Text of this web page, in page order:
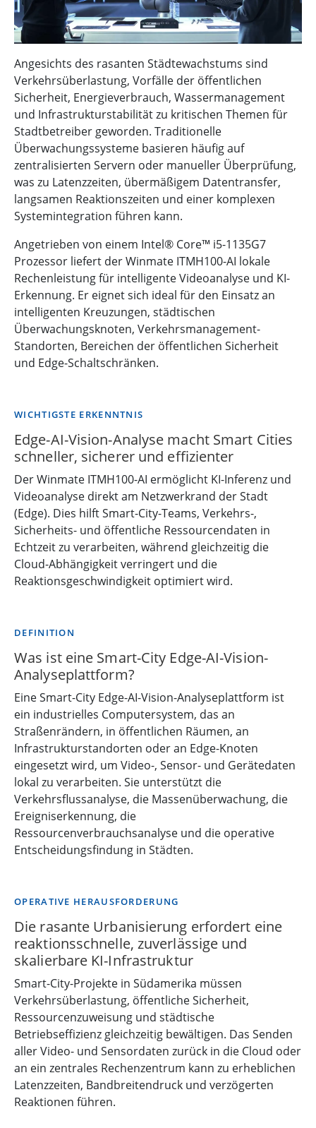
Angesichts des rasanten Städtewachstums sind
Verkehrsüberlastung, Vorfälle der öffentlichen
Sicherheit, Energieverbrauch, Wassermanagement
und Infrastrukturstabilität zu kritischen Themen für
Stadtbetreiber geworden. Traditionelle
Überwachungssysteme basieren häufig auf
zentralisierten Servern oder manueller Überprüfung,
was zu Latenzzeiten, übermäßigem Datentransfer,
langsamen Reaktionszeiten und einer komplexen
Systemintegration führen kann.
Angetrieben von einem Intel® Core™ i5-1135G7
Prozessor liefert der Winmate ITMH100-AI lokale
Rechenleistung für intelligente Videoanalyse und KI-
Erkennung. Er eignet sich ideal für den Einsatz an
intelligenten Kreuzungen, städtischen
Überwachungsknoten, Verkehrsmanagement-
Standorten, Bereichen der öffentlichen Sicherheit
und Edge-Schaltschränken.
WICHTIGSTE ERKENNTNIS
Edge-AI-Vision-Analyse macht Smart Cities
schneller, sicherer und effizienter
Der Winmate ITMH100-AI ermöglicht KI-Inferenz und
Videoanalyse direkt am Netzwerkrand der Stadt
(Edge). Dies hilft Smart-City-Teams, Verkehrs-,
Sicherheits- und öffentliche Ressourcendaten in
Echtzeit zu verarbeiten, während gleichzeitig die
Cloud-Abhängigkeit verringert und die
Reaktionsgeschwindigkeit optimiert wird.
DEFINITION
Was ist eine Smart-City Edge-AI-Vision-
Analyseplattform?
Eine Smart-City Edge-AI-Vision-Analyseplattform ist
ein industrielles Computersystem, das an
Straßenrändern, in öffentlichen Räumen, an
Infrastrukturstandorten oder an Edge-Knoten
eingesetzt wird, um Video-, Sensor- und Gerätedaten
lokal zu verarbeiten. Sie unterstützt die
Verkehrsflussanalyse, die Massenüberwachung, die
Ereigniserkennung, die
Ressourcenverbrauchsanalyse und die operative
Entscheidungsfindung in Städten.
OPERATIVE HERAUSFORDERUNG
Die rasante Urbanisierung erfordert eine
reaktionsschnelle, zuverlässige und
skalierbare KI-Infrastruktur
Smart-City-Projekte in Südamerika müssen
Verkehrsüberlastung, öffentliche Sicherheit,
Ressourcenzuweisung und städtische
Betriebseffizienz gleichzeitig bewältigen. Das Senden
aller Video- und Sensordaten zurück in die Cloud oder
an ein zentrales Rechenzentrum kann zu erheblichen
Latenzzeiten, Bandbreitendruck und verzögerten
Reaktionen führen.